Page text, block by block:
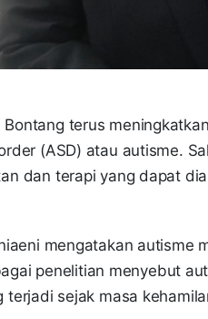
Bontang terus
(ASD) atau autisme.
dan terapi yang dapat
mengatakan autisme
penelitian menyebut
sejak masa